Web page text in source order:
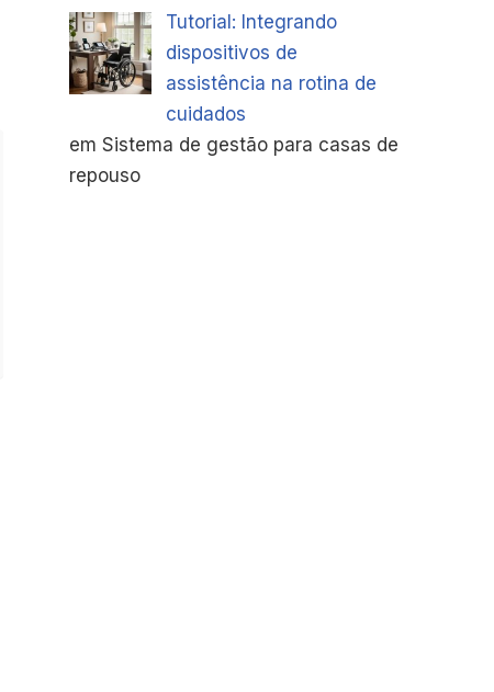
Tutorial: Integrando
dispositivos de
assistência na rotina de
cuidados
em Sistema de gestão para casas de
repouso